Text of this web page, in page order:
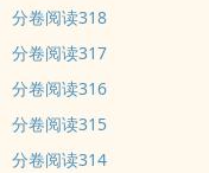
分卷阅读318
分卷阅读317
分卷阅读316
分卷阅读315
分卷阅读314